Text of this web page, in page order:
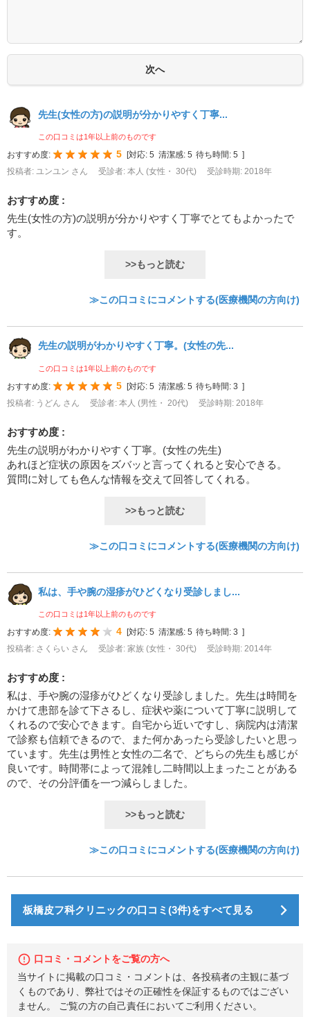
先生(女性の方)の説明が分かりやすく丁寧...
この口コミは1年以上前のものです
おすすめ度: 5 対応: 5 清潔感: 5 待ち時間: 5
投稿者: ユンユン さん
受診者: 本人 (女性・ 30代) 受診時期: 2018年
おすすめ度 :
先生(女性の方)の説明が分かりやすく丁寧でとてもよかったで
す。
>>もっと読む
≫この口コミにコメントする(医療機関の方向け)
先生の説明がわかりやすく丁寧。(女性の先...
この口コミは1年以上前のものです
おすすめ度: 5 [対応: 5 清潔感: 5 待ち時間: 3 ]
投稿者: うどん さん
受診者: 本人 (男性・ 20代) 受診時期: 2018年
おすすめ度 :
先生の説明がわかりやすく丁寧。(女性の先生)
あれほど症状の原因をズバッと言ってくれると安心できる。
質問に対しても色んな情報を交えて回答してくれる。
>>もっと読む
≫この口コミにコメントする(医療機関の方向け)
私は、手や腕の湿疹がひどくなり受診しまし...
この口コミは1年以上前のものです
おすすめ度: 4 対応: 5 清潔感: 5 待ち時間: 3
投稿者: さくらい さん
受診者: 家族 (女性・ 30代) 受診時期: 2014年
おすすめ度 :
私は、手や腕の湿疹がひどくなり受診しました。先生は時間を
かけて患部を診て下さるし、症状や薬について丁寧に説明して
くれるので安心できます。自宅から近いですし、病院内は清潔
で診察も信頼できるので、また何かあったら受診したいと思っ
ています。先生は男性と女性の二名で、どちらの先生も感じが
良いです。時間帯によって混雑し二時間以上まったことがある
ので、その分評価を一つ減らしました。
>>もっと読む
≫この口コミにコメントする(医療機関の方向け)
板橋皮フ科クリニックの口コミ(3件)をすべて見る
口コミ・コメントをご覧の方へ
当サイトに掲載の口コミ・コメントは、各投稿者の主観に基づ
くものであり、弊社ではその正確性を保証するものではござい
ません。 ご覧の方の自己責任においてご利用ください。